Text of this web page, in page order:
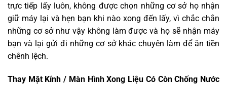
trực tiếp lấy luôn, không được chọn những cơ sở họ nhận
giữ máy lại và hẹn bạn khi nào xong đến lấy, vì chắc chắn
những cơ sở như vậy không làm được và họ sẽ nhận máy
bạn và lại gửi đi những cơ sở khác chuyên làm để ăn tiền
chênh lệch.
Thay Mặt Kính / Màn Hình Xong Liệu Có Còn Chống Nước